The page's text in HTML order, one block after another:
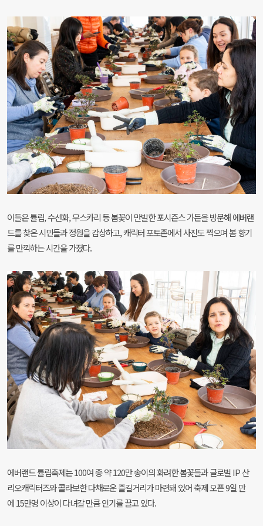
이들은 튤립, 수선화, 무스카리 등 봄꽃이 만발한 포시즌스 가든을 방문해 에버랜
드를 찾은 시민들과 정원을 감상하고, 캐릭터 포토존에서 사진도 찍으며 봄 향기
를 만끽하는 시간을 가졌다.
에버랜드 튤립축제는 100여 종 약 120만 송이의 화려한 봄꽃들과 글로벌 IP 산
리오캐릭터즈와 콜라보한 다채로운 즐길거리가 마련돼 있어 축제 오픈 9일 만
에 15만명 이상이 다녀갈 만큼 인기를 끌고 있다.